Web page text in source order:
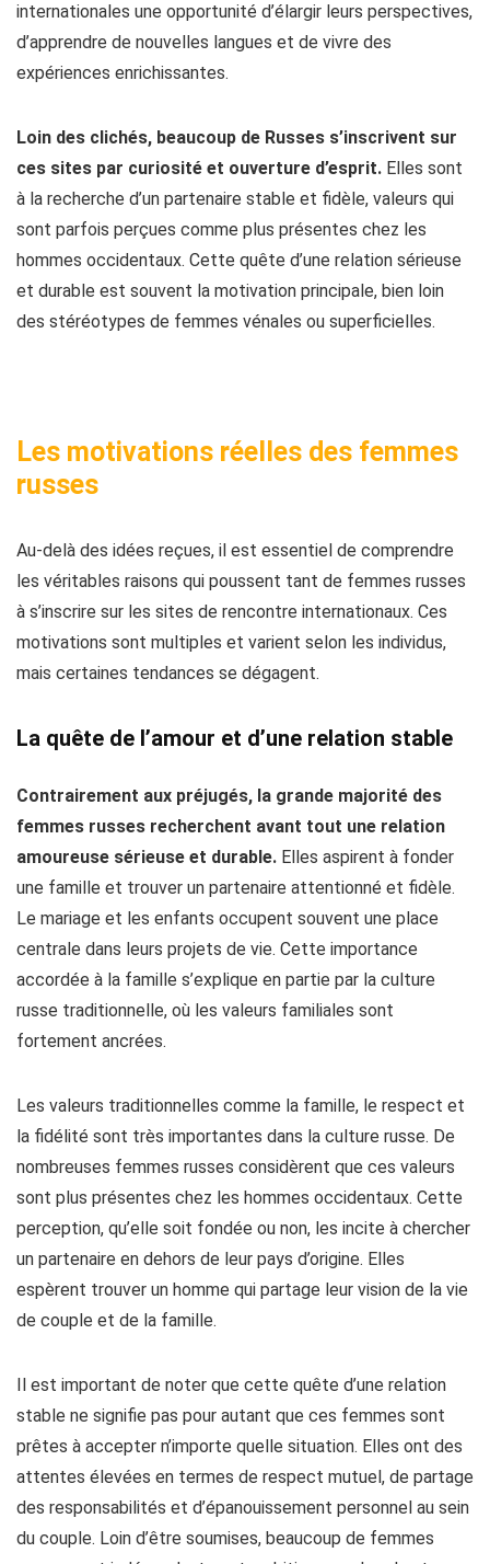
internationales une opportunité d’élargir leurs perspectives,
d’apprendre de nouvelles langues et de vivre des
expériences enrichissantes.
Loin des clichés, beaucoup de Russes s’inscrivent sur
ces sites par curiosité et ouverture d’esprit. Elles sont
à la recherche d’un partenaire stable et fidèle, valeurs qui
sont parfois perçues comme plus présentes chez les
hommes occidentaux. Cette quête d’une relation sérieuse
et durable est souvent la motivation principale, bien loin
des stéréotypes de femmes vénales ou superficielles.
Les motivations réelles des femmes
russes
Au-delà des idées reçues, il est essentiel de comprendre
les véritables raisons qui poussent tant de femmes russes
à s’inscrire sur les sites de rencontre internationaux. Ces
motivations sont multiples et varient selon les individus,
mais certaines tendances se dégagent.
La quête de l’amour et d’une relation stable
Contrairement aux préjugés, la grande majorité des
femmes russes recherchent avant tout une relation
amoureuse sérieuse et durable. Elles aspirent à fonder
une famille et trouver un partenaire attentionné et fidèle.
Le mariage et les enfants occupent souvent une place
centrale dans leurs projets de vie. Cette importance
accordée à la famille s’explique en partie par la culture
russe traditionnelle, où les valeurs familiales sont
fortement ancrées.
Les valeurs traditionnelles comme la famille, le respect et
la fidélité sont très importantes dans la culture russe. De
nombreuses femmes russes considèrent que ces valeurs
sont plus présentes chez les hommes occidentaux. Cette
perception, qu’elle soit fondée ou non, les incite à chercher
un partenaire en dehors de leur pays d’origine. Elles
espèrent trouver un homme qui partage leur vision de la vie
de couple et de la famille.
Il est important de noter que cette quête d’une relation
stable ne signifie pas pour autant que ces femmes sont
prêtes à accepter n’importe quelle situation. Elles ont des
attentes élevées en termes de respect mutuel, de partage
des responsabilités et d’épanouissement personnel au sein
du couple. Loin d’être soumises, beaucoup de femmes